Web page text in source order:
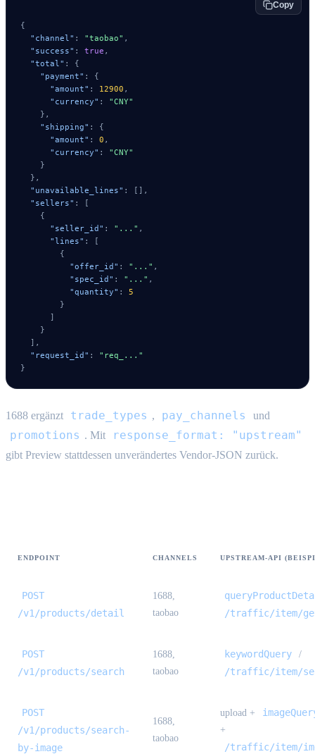
Copy
{
"channel" : "taobao" ,
"success" : true ,
"total" :
{
"payment" :
{
"amount" : 12900 ,
"currency" :
"CNY"
} ,
"shipping" :
{
"amount" : 0 ,
"currency" :
"CNY"
}
} ,
"unavailable_lines" : [ ] ,
"sellers" :
[
{
"seller_id" : "..." ,
"lines" :
[
{
"offer_id" : "..." ,
"spec_id" : "..." ,
"quantity" :
5
}
]
}
] ,
"request_id" :
"req_..."
}
1688 ergänzt trade_types , pay_channels und
promotions . Mit response_format: "upstream"
gibt Preview stattdessen unverändertes Vendor-JSON zurück.
ENDPOINT CHANNELS UPSTREAM-API
POST
/v1/products/detail
1688,
taobao
/traffic/item/
POST
/v1/products/search
1688,
taobao
keywordQuery /
/traffic/item/
POST
/v1/products/search-
by-image
1688,
taobao
upload +
+
/traffic/item/